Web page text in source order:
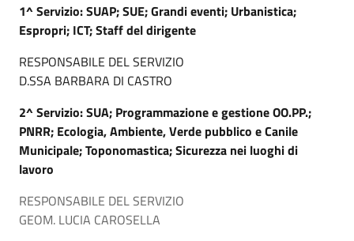
1^ Servizio: SUAP; SUE; Grandi eventi; Urbanistica;
Espropri; ICT; Staff del dirigente
RESPONSABILE DEL SERVIZIO
D.SSA BARBARA DI CASTRO
2^ Servizio: SUA; Programmazione e gestione OO.PP.;
PNRR; Ecologia, Ambiente, Verde pubblico e Canile
Municipale; Toponomastica; Sicurezza nei luoghi di
lavoro
RESPONSABILE DEL SERVIZIO
GEOM. LUCIA CAROSELLA